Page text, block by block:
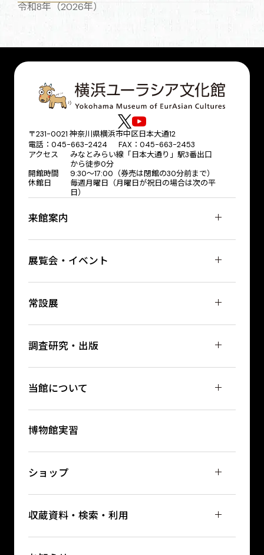
令和8年（2026年）
〒231-0021 神奈川県横浜市中区日本大通12
電話：045-663-2424 FAX：045-663-2453
アクセス
みなとみらい線「日本大通り」駅3番出口
から徒歩0分
開館時間
9:30～17:00（券売は閉館の30分前まで）
休館日
毎週月曜日（月曜日が祝日の場合は次の平
日）
来館案内
展覧会・イベント
常設展
調査研究・出版
当館について
博物館実習
ショップ
収蔵資料・検索・利用